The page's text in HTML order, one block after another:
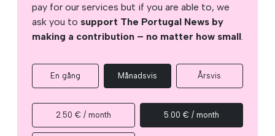
pay for our services but if you are able to, we
ask you to support The Portugal News by
making a contribution – no matter how small.
En gång Månadsvis Årsvis
2.50 € / month 5.00 € / month